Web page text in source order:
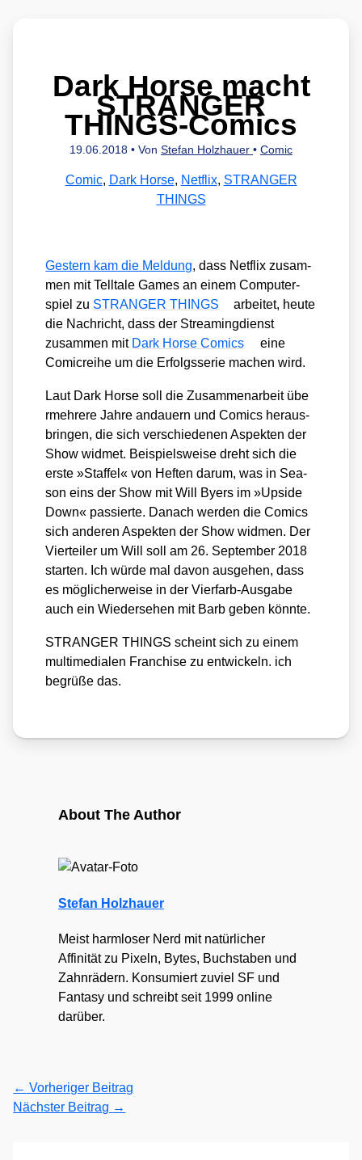
Dark Horse macht
STRANGER
THINGS-Comics
19.06.2018 • Von Stefan Holzhauer • Comic
Comic, Dark Horse, Netflix, STRANGER
THINGS
Ges­tern kam die Mel­dung, dass Net­flix zusam­
men mit Tell­ta­le Games an einem Com­pu­ter­
spiel zu STRANGER THINGS
arbei­tet, heu­te
die Nach­richt, dass der Strea­ming­dienst
zusam­men mit Dark Hor­se Comics
eine
Comic­rei­he um die Erfolgs­se­rie machen wird.
Laut Dark Hor­se soll die Zusam­men­ar­beit übe
rmeh­re­re Jah­re andau­ern und Comics her­aus­
brin­gen, die sich ver­schie­de­nen Aspek­ten der
Show wid­met. Bei­spiels­wei­se dreht sich die
ers­te »Staf­fel« von Hef­ten dar­um, was in Sea­
son eins der Show mit Will Byers im »Upsi­de
Down« pas­sier­te. Danach wer­den die Comics
sich ande­ren Aspek­ten der Show wid­men. Der
Vier­tei­ler um Will soll am 26. Sep­tem­ber 2018
star­ten. Ich wür­de mal davon aus­ge­hen, dass
es mög­li­cher­wei­se in der Vier­farb-Aus­ga­be
auch ein Wie­der­se­hen mit Barb geben könn­te.
STRANGER THINGS scheint sich zu einem
mul­ti­me­dia­len Fran­chise zu ent­wi­ckeln. ich
begrü­ße das.
About The Author
Stefan Holzhauer
Meist harmloser Nerd mit natürlicher
Affinität zu Pixeln, Bytes, Buchstaben und
Zahnrädern. Konsumiert zuviel SF und
Fantasy und schreibt seit 1999 online
darüber.
← Vorheriger Beitrag
Nächster Beitrag →